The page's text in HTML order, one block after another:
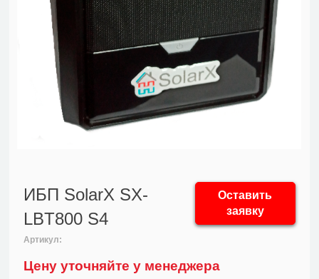
ИБП SolarX SX-
LBT800 S4
Оставить
заявку
Артикул:
Цену уточняйте у менеджера